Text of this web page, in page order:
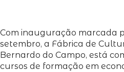
Com inauguração marcada
setembro, a Fábrica de
Bernardo do Campo, está
cursos de formação em